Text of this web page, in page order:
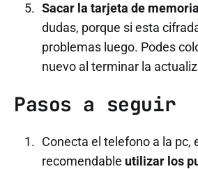
Sacar la tarjeta de memoria
dudas, porque si esta
problemas luego. Podes
nuevo al terminar la
Pasos a seguir
Conecta el telefono a la pc,
recomendable utilizar los